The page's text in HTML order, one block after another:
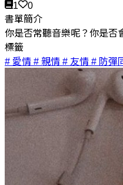
1
0
書單簡介
你是否常聽音樂呢？你是否
標籤
# 愛情 # 親情 # 友情 # 防彈